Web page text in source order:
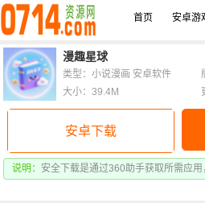
首页 安卓游
漫趣星球
安卓下载
说明： 安全下载是通过360助手获取所需应用
类型：小说漫画 安卓软件
大小：39.4M